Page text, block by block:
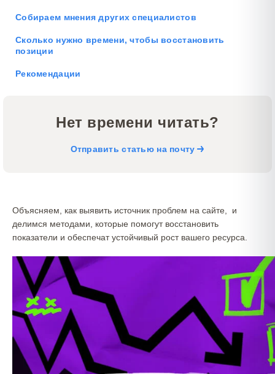
Собираем мнения других специалистов
Сколько нужно времени, чтобы восстановить
позиции
Рекомендации
Нет времени читать?
Отправить статью на почту
Объясняем, как выявить источник проблем на сайте, и
делимся методами, которые помогут восстановить
показатели и обеспечат устойчивый рост вашего ресурса.